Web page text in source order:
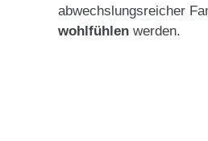
abwechslungsreicher
wohlfühlen werden.